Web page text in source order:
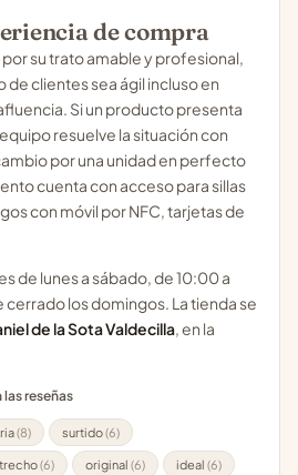
de compra
por su trato amable y profesional,
de clientes sea ágil incluso en
Si un producto presenta
resuelve la situación con
por una unidad en perfecto
cuenta con acceso para sillas
con móvil por NFC, tarjetas de
de lunes a sábado, de 10:00 a
los domingos. La tienda se
de la Sota Valdecilla, en la
las reseñas
(8) surtido(6)
(6) original (6) ideal (6)